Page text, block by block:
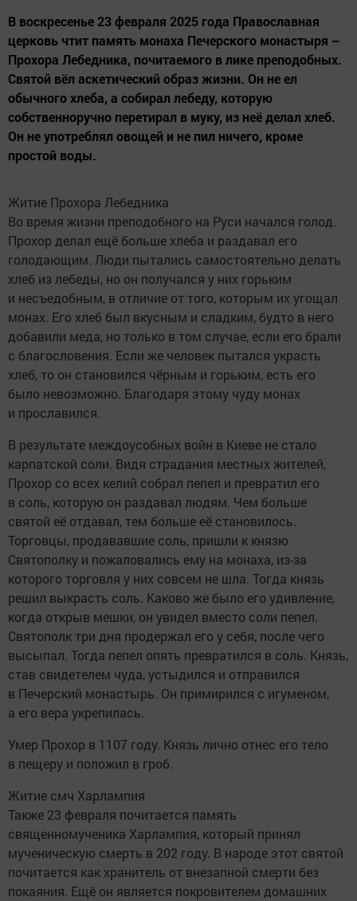
В воскресенье 23 февраля 2025 года Православная
церковь чтит память монаха Печерского монастыря –
Прохора Лебедника, почитаемого в лике преподобных.
Святой вёл аскетический образ жизни. Он не ел
обычного хлеба, а собирал лебеду, которую
собственноручно перетирал в муку, из неё делал хлеб.
Он не употреблял овощей и не пил ничего, кроме
простой воды.
Житие Прохора Лебедника
Во время жизни преподобного на Руси начался голод.
Прохор делал ещё больше хлеба и раздавал его
голодающим. Люди пытались самостоятельно делать
хлеб из лебеды, но он получался у них горьким
и несъедобным, в отличие от того, которым их угощал
монах. Его хлеб был вкусным и сладким, будто в него
добавили меда, но только в том случае, если его брали
с благословения. Если же человек пытался украсть
хлеб, то он становился чёрным и горьким, есть его
было невозможно. Благодаря этому чуду монах
и прославился.
В результате междоусобных войн в Киеве не стало
карпатской соли. Видя страдания местных жителей,
Прохор со всех келий собрал пепел и превратил его
в соль, которую он раздавал людям. Чем больше
святой её отдавал, тем больше её становилось.
Торговцы, продававшие соль, пришли к князю
Святополку и пожаловались ему на монаха, из-за
которого торговля у них совсем не шла. Тогда князь
решил выкрасть соль. Каково же было его удивление,
когда открыв мешки, он увидел вместо соли пепел.
Святополк три дня продержал его у себя, после чего
высыпал. Тогда пепел опять превратился в соль. Князь,
став свидетелем чуда, устыдился и отправился
в Печерский монастырь. Он примирился с игуменом,
а его вера укрепилась.
Умер Прохор в 1107 году. Князь лично отнес его тело
в пещеру и положил в гроб.
Житие смч Харлампия
Также 23 февраля почитается память
священномученика Харлампия, который принял
мученическую смерть в 202 году. В народе этот святой
почитается как хранитель от внезапной смерти без
покаяния. Ещё он является покровителем домашних